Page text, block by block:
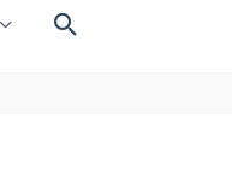
Rechercher